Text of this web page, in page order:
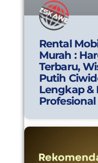
Rental
Murah :
Terbaru,
Putih
Lengkap &
Profesional